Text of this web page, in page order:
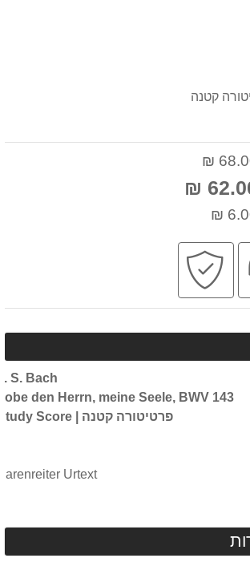
62.00
שירות
מקצועי
S. Bach
den Herrn, meine Seele, BWV 143
Study Score | פרטיטורה קטנה
Urtext